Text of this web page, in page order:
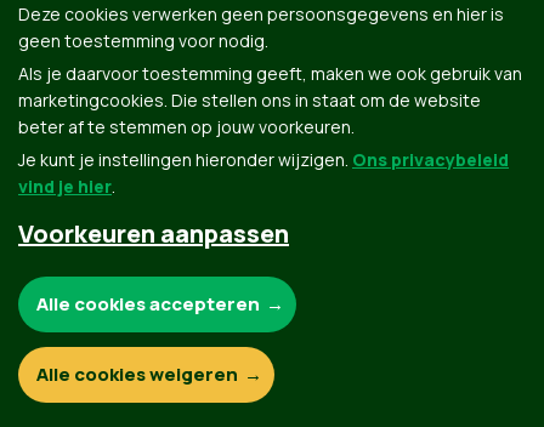
Groen.be
© Copyright Groen 2026 | Gemaakt metNationBuilder| Gebouwd doorTectonica
Contact Privacybeleid
Deze cookies verwerken geen persoonsgegevens en hier is
geen toestemming voor nodig.
Als je daarvoor toestemming geeft, maken we ook gebruik van
marketingcookies. Die stellen ons in staat om de website
beter af te stemmen op jouw voorkeuren.
Je kunt je instellingen hieronder wijzigen. Ons privacybeleid
vind je hier.
Voorkeuren aanpassen
Functionele en analytische cookies:
Alle cookies accepteren
Alle cookies weigeren